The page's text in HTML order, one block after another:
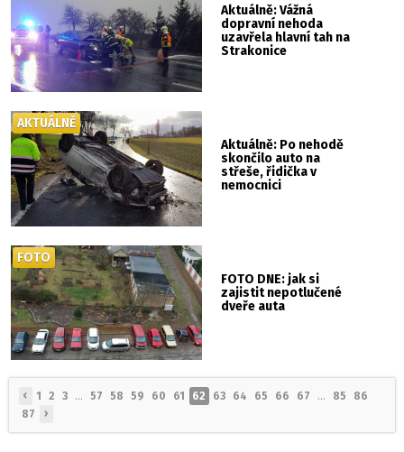
Aktuálně: Vážná
dopravní nehoda
uzavřela hlavní tah na
Strakonice
Aktuálně: Po nehodě
skončilo auto na
střeše, řidička v
nemocnici
AKTUÁLNĚ
FOTO DNE: jak si
zajistit nepotlučené
dveře auta
FOTO
‹ 1 2 3 ... 57 58 59 60 61 62 63 64 65 66 67 ... 85
86
87
›